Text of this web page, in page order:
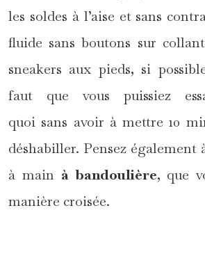
les soldes à l’aise et sans
fluide sans boutons sur
sneakers aux pieds, si
faut que vous puissiez
quoi sans avoir à mettre 10
déshabiller. Pensez également
à main à bandoulière, que
manière croisée.